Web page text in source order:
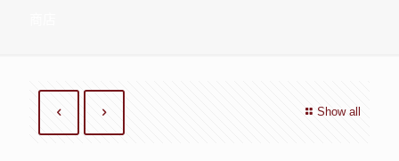
Show all